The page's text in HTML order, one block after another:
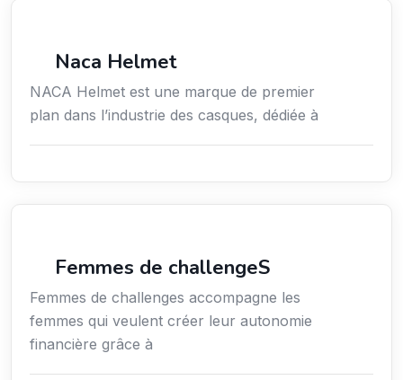
Naca Helmet
NACA Helmet est une marque de premier
plan dans l’industrie des casques, dédiée à
Femmes de challengeS
Femmes de challenges accompagne les
femmes qui veulent créer leur autonomie
financière grâce à